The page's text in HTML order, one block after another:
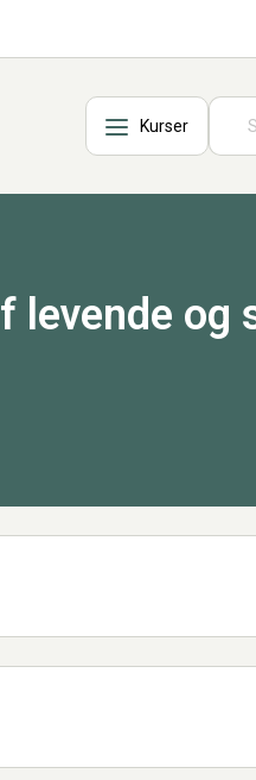
Kurser
levende og